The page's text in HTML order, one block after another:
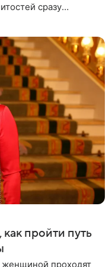
сразу
пройти путь
проходят